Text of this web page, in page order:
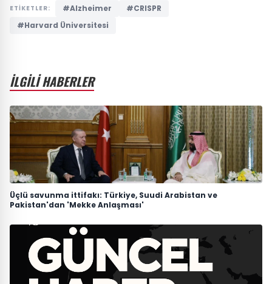
ETİKETLER: #Alzheimer
#CRISPR
#Harvard Üniversitesi
İLGİLİ HABERLER
Üçlü savunma ittifakı: Türkiye, Suudi Arabistan ve
Pakistan'dan 'Mekke Anlaşması'